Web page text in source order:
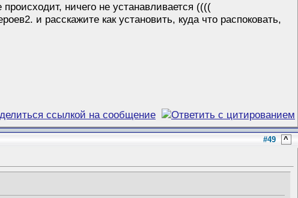
ничего не устанавливается ((((
и расскажите как установить, куда что распоковать,
#49 ^